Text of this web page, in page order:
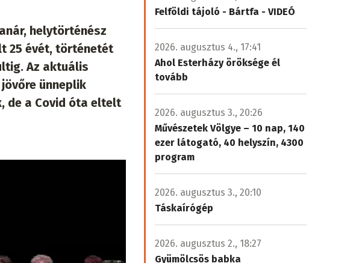
helytörténész
25 évét, történetét
Az aktuális
ünneplik
de a Covid óta eltelt
Felföldi tájoló - Bártfa - VIDEÓ
2026. augusztus 4., 17:41
Ahol Esterházy öröksége él
tovább
2026. augusztus 3., 20:26
Művészetek Völgye – 10 nap, 140
ezer látogató, 40 helyszín, 4300
program
2026. augusztus 3., 20:10
Táskaírógép
2026. augusztus 2., 18:27
Gyümölcsös babka